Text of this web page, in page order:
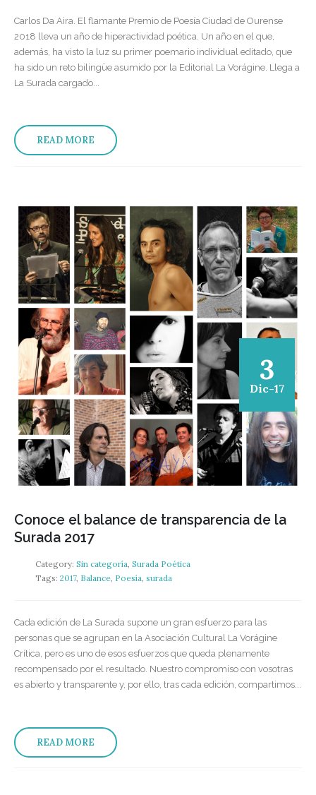
Carlos Da Aira. El flamante Premio de Poesía Ciudad de Ourense
2018 lleva un año de hiperactividad poética. Un año en el que,
además, ha visto la luz su primer poemario individual editado, que
ha sido un reto bilingüe asumido por la Editorial La Vorágine. Llega a
La Surada cargado...
READ MORE
3
Dic-17
Conoce el balance de transparencia de la
Surada 2017
Category: Sin categoría, Surada Poética
Tags: 2017, Balance, Poesía, surada
Cada edición de La Surada supone un gran esfuerzo para las
personas que se agrupan en la Asociación Cultural La Vorágine
Crítica, pero es uno de esos esfuerzos que queda plenamente
recompensado por el resultado. Nuestro compromiso con vosotras
es abierto y transparente y, por ello, tras cada edición, compartimos...
READ MORE